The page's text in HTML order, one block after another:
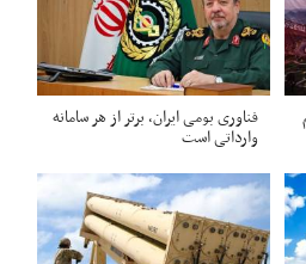
فناوری بومی ایران، برتر از هر سامانه
وارداتی است